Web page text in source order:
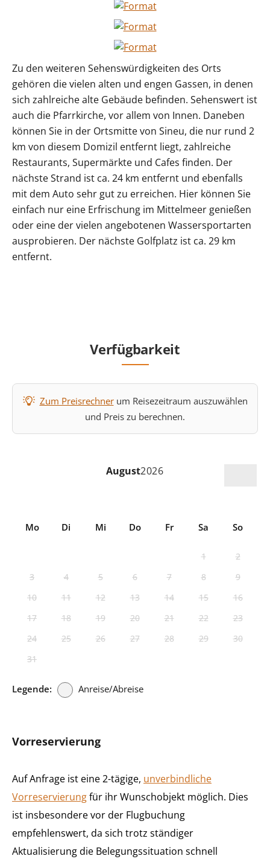
Zu den weiteren Sehenswürdigkeiten des Orts
gehören die vielen alten und engen Gassen, in denen
sich zahlreiche alte Gebäude befinden. Sehenswert ist
auch die Pfarrkirche, vor allem von Innen. Daneben
können Sie in der Ortsmitte von Sineu, die nur rund 2
km von diesem Domizil entfernt liegt, zahlreiche
Restaurants, Supermärkte und Cafes finden. Der
nächste Strand ist ca. 24 km entfernt und ebenfalls
mit dem Auto sehr gut zu erreichen. Hier können Sie
einfach nur eine Erfrischung im Mittelmeer genießen
oder eine der vielen angebotenen Wassersportarten
ausprobieren. Der nächste Golfplatz ist ca. 29 km
entfernt.
Verfügbarkeit
Zum Preisrechnerum Reisezeitraum auszuwählen
und Preis zu berechnen.
August2026
Mo Di Mi Do Fr Sa So
1
2
3
4 5 6 7 8
9
10
11 12 13 14 15
16
17
18 19 20 21 22
23
24
25 26 27 28 29
30
31
Legende: Anreise/Abreise
Vorreservierung
Auf Anfrage ist eine 2-tägige, unverbindliche
Vorreservierungfür ihr Wunschobjekt möglich. Dies
ist insbesondere vor der Flugbuchung
empfehlenswert, da sich trotz ständiger
Aktualisierung die Belegungssituation schnell